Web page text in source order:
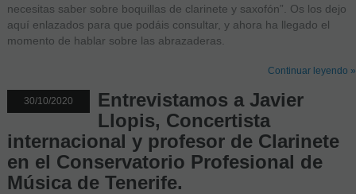
necesitas saber sobre boquillas de clarinete y saxofón”. Os los dejo
aquí enlazados para que podáis consultar, y ahora ha llegado el
momento de hablar sobre las abrazaderas.
Continuar leyendo »
30/10/2020
Entrevistamos a Javier
Llopis, Concertista
internacional y profesor de Clarinete
en el Conservatorio Profesional de
Música de Tenerife.